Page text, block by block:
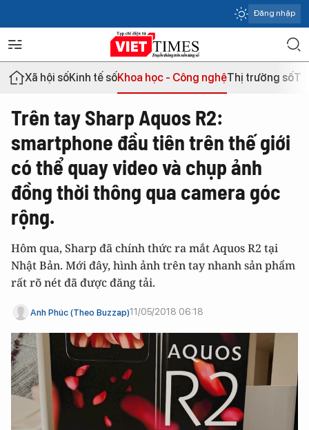
Đăng nhập
Xã hội sốKinh tế sốKhoa học - Công nghệThị trường số
Trên tay Sharp Aquos R2:
smartphone đầu tiên trên thế giới
có thể quay video và chụp ảnh
đồng thời thông qua camera góc
rộng.
Hôm qua, Sharp đã chính thức ra mắt Aquos R2 tại
Nhật Bản. Mới đây, hình ảnh trên tay nhanh sản phẩm
rất rõ nét đã được đăng tải.
Anh Phúc (Theo Buzzap)11/05/2018 06:18